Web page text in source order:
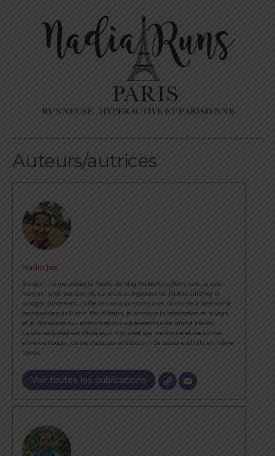
Auteurs/autrices
Nadia Jas
Bonjour ! Je me présente Nadia du blog NadiaRunsParis.com, je suis
maman, prof, parisienne, curieuse et hyperactive. J'adore cuisiner et
voyager. Justement, j'allie ces deux passions avec la course à pied que je
pratique depuis 8 ans. Par ailleurs, je pratique la méditation et le yoga
et je l'enseigne aux enfants et aux adolescents avec grand plaisir.
La course à pied est vitale pour moi, c'est qui me motive et me donne
envie de bouger, de me dépasser et découvrir de beaux endroits en même
temps.
Voir toutes les publications